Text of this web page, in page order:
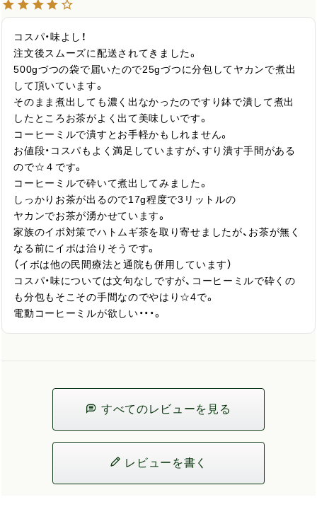
コスパ・味よし！
注文後スムーズに配送されてきました。
500gづつの袋で届いたので25gづつに分包してヤカンで煮出
して頂いています。
そのまま煮出しても濃く出なかったのですり鉢で潰して煮出
したところお茶がよく出て美味しいです。
コーヒーミルで潰すとお手軽かもしれません。
お値段・コスパもよく満足していますが、すり潰す手間がある
ので☆４です。
コーヒーミルで砕いて煮出してみました。
しっかりお茶が出るので17g程度で3リットルの
ヤカンでお茶が湧かせています。
家族のイボ対策でハトムギ茶を取り寄せましたが、お茶が無く
なる前にイボは治りそうです。
（イボは他の民間療法と通院も併用しています）
コスパ・味については文句なしですが、コーヒーミルで砕くの
も分包もそこその手間なのでやはり☆4で。
電動コーヒーミルが欲しい・・・。
すべてのレビューを見る
レビューを書く